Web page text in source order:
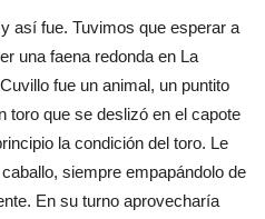
así fue. Tuvimos que esperar a
una faena redonda en La
fue un animal, un puntito
toro que se deslizó en el capote
la condición del toro. Le
siempre empapándolo de
En su turno aprovecharía